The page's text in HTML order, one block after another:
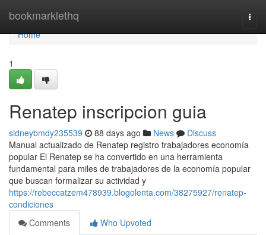
bookmarklethq
Home
Home
1
Renatep inscripcion guia
sidneybmdy235539 88 days ago News
Discuss
Manual actualizado de Renatep registro trabajadores economía
popular El Renatep se ha convertido en una herramienta
fundamental para miles de trabajadores de la economía popular
que buscan formalizar su actividad y
https://rebeccatzem478939.blogolenta.com/38275927/renatep-
condiciones
Comments
Who Upvoted